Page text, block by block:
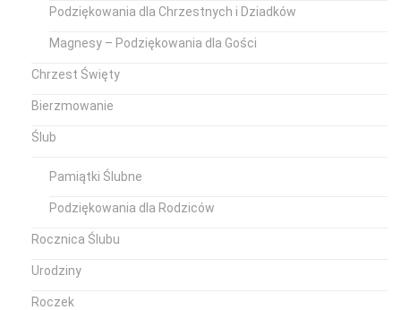
Podziękowania dla Chrzestnych i Dziadków
Magnesy – Podziękowania dla Gości
Chrzest Święty
Bierzmowanie
Ślub
Pamiątki Ślubne
Podziękowania dla Rodziców
Rocznica Ślubu
Urodziny
Roczek